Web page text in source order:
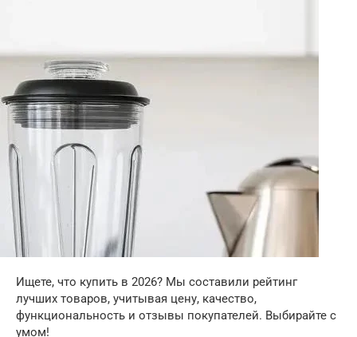
Ищете, что купить в 2026? Мы составили рейтинг
лучших товаров, учитывая цену, качество,
функциональность и отзывы покупателей. Выбирайте с
умом!